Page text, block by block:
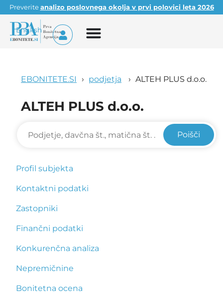
Preveriteanalizo poslovnega okolja v prvi polovici leta 2026
English
EBONITETE.SI podjetja ALTEH PLUS d.o.o.
ALTEH PLUS d.o.o.
Poišči
Profil subjekta
Kontaktni podatki
Zastopniki
Finančni podatki
Konkurenčna analiza
Nepremičnine
Bonitetna ocena